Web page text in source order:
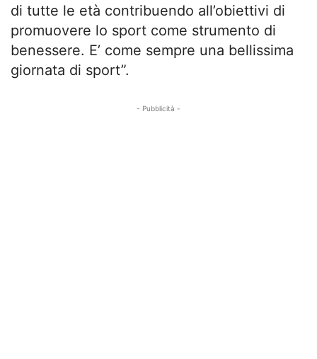
di tutte le età contribuendo all’obiettivi di
promuovere lo sport come strumento di
benessere. E’ come sempre una bellissima
giornata di sport”.
- Pubblicità -